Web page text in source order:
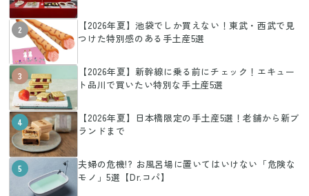
2
【2026年夏】池袋でしか買えない！東武・西武で見
つけた特別感のある手土産5選
3
【2026年夏】新幹線に乗る前にチェック！エキュー
ト品川で買いたい特別な手土産5選
4
【2026年夏】日本橋限定の手土産5選！老舗から新ブ
ランドまで
5
夫婦の危機!? お風呂場に置いてはいけない「危険な
モノ」5選【Dr.コパ】